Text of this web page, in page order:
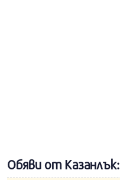
Обяви от Казанлък: